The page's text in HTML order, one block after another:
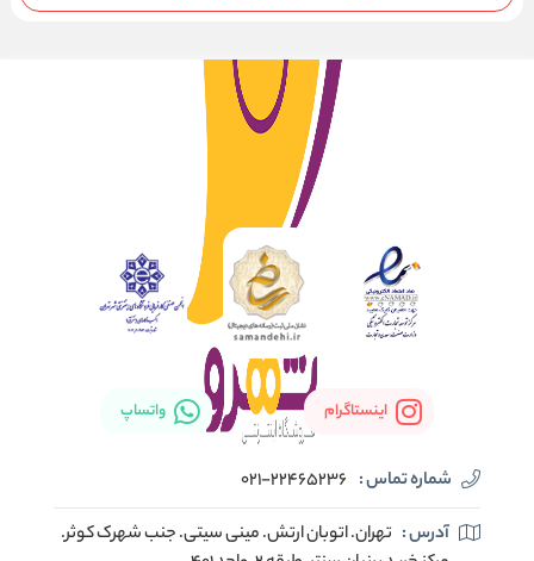
اینستاگرام واتساپ
شماره تماس : 021-22465236
آدرس : تهران. اتوبان ارتش. مینی سیتی. جنب شهرک کوثر.